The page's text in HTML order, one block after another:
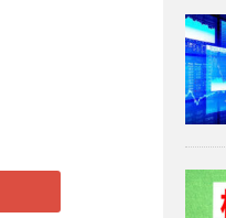
記
事
を
表
示
グ
記
事
を
表
示